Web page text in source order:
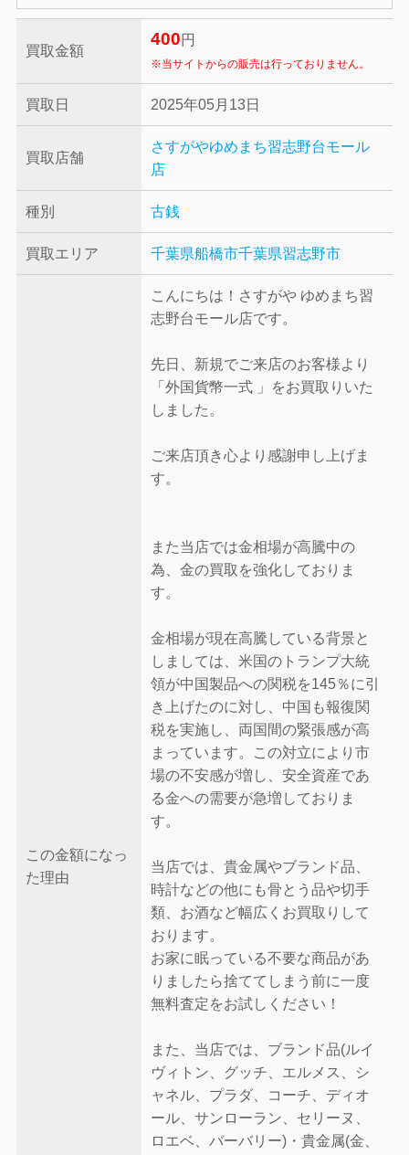
買取金額
400 円
※当サイトからの販売は行っておりません。
買取日 2025年05月13日
買取店舗
さすがやゆめまち習志野台モール
店
種別 古銭
買取エリア 千葉県船橋市千葉県習志野市
この金額になっ
た理由
こんにちは！さすがや ゆめまち習
志野台モール店です。
先日、新規でご来店のお客様より
「外国貨幣一式 」をお買取りいた
しました。
ご来店頂き心より感謝申し上げま
す。
また当店では金相場が高騰中の
為、金の買取を強化しておりま
す。
金相場が現在高騰している背景と
しましては、米国のトランプ大統
領が中国製品への関税を145％に引
き上げたのに対し、中国も報復関
税を実施し、両国間の緊張感が高
まっています。この対立により市
場の不安感が増し、安全資産であ
る金への需要が急増しておりま
す。
当店では、貴金属やブランド品、
時計などの他にも骨とう品や切手
類、お酒など幅広くお買取りして
おります。
お家に眠っている不要な商品があ
りましたら捨ててしまう前に一度
無料査定をお試しください！
また、当店では、ブランド品(ルイ
ヴィトン、グッチ、エルメス、シ
ャネル、プラダ、コーチ、ディオ
ール、サンローラン、セリーヌ、
ロエベ、バーバリー)・貴金属(金、